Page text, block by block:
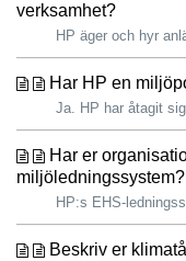
verksamhet?
Har HP en
Har er
miljöledningssystem?
Beskriv er